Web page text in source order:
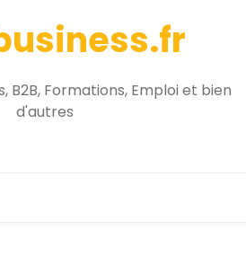
B2B, Formations, Emploi et bien
d'autres